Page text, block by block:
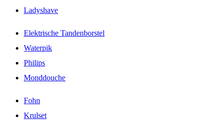
Ladyshave
Elektrische Tandenborstel
Waterpik
Philips
Monddouche
Fohn
Krulset